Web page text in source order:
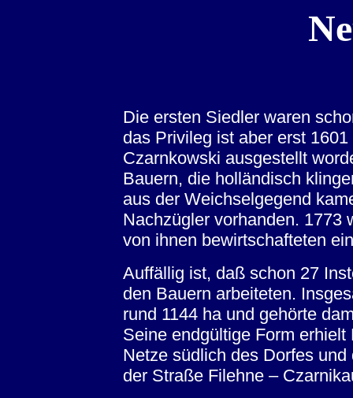
Die ersten Siedler waren
das Privileg ist aber erst
Czarnkowski ausgestellt
Bauern, die holländisch
aus der Weichselgegend
Nachzügler vorhanden. 1773
von ihnen bewirtschafteten
Auffällig ist, daß schon 27
den Bauern arbeiteten.
rund 1144 ha und gehörte
Seine endgültige Form
Netze südlich des Dorfes
der Straße Filehne –